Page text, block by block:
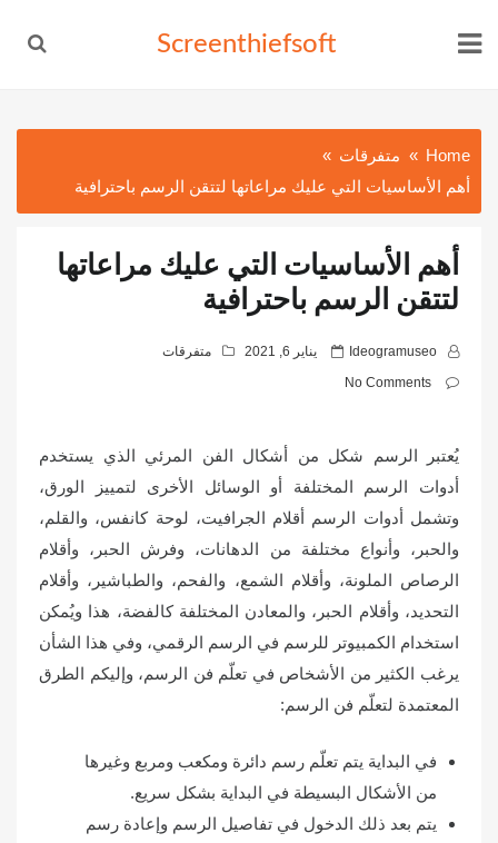
Screenthiefsoft
Home
متفرقات
أهم الأساسيات التي عليك مراعاتها لتتقن الرسم باحترافية
أهم الأساسيات التي عليك مراعاتها
لتتقن الرسم باحترافية
Ideogramuseo
P
e
d
يناير 6, 2021
متفرقات
No Comments
يُعتبر الرسم شكل من أشكال الفن المرئي الذي يستخدم
أدوات الرسم المختلفة أو الوسائل الأخرى لتمييز الورق،
وتشمل أدوات الرسم أقلام الجرافيت، لوحة كانفس، والقلم،
والحبر، وأنواع مختلفة من الدهانات، وفرش الحبر، وأقلام
الرصاص الملونة، وأقلام الشمع، والفحم، والطباشير، وأقلام
التحديد، وأقلام الحبر، والمعادن المختلفة كالفضة، هذا ويُمكن
استخدام الكمبيوتر للرسم في الرسم الرقمي، وفي هذا الشأن
يرغب الكثير من الأشخاص في تعلّم فن الرسم، وإليكم الطرق
المعتمدة لتعلّم فن الرسم:
في البداية يتم تعلّم رسم دائرة ومكعب ومربع وغيرها
من الأشكال البسيطة في البداية بشكل سريع.
يتم بعد ذلك الدخول في تفاصيل الرسم وإعادة رسم